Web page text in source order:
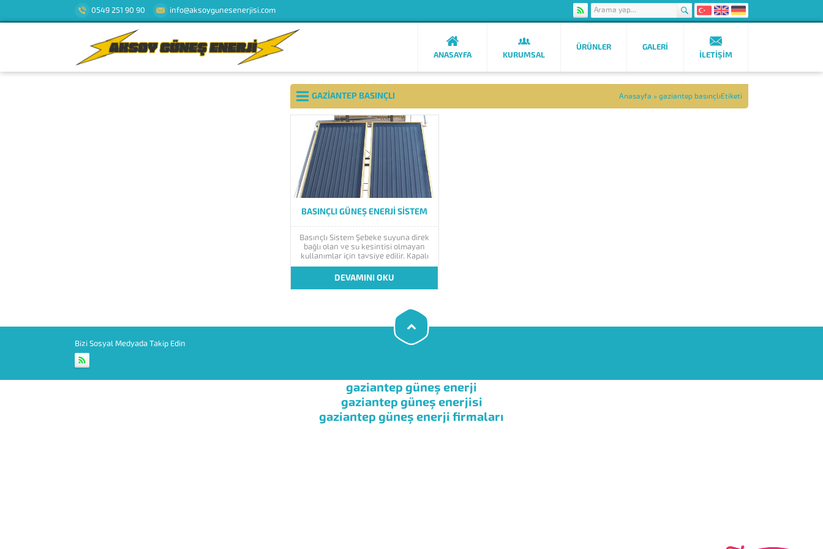
0549 251 90 90 info@aksoygunesenerjisi.com
ANASAYFA KURUMSAL
ÜRÜNLER GALERI
İLETIŞIM
GAZIANTEP BASINÇLI Anasayfa » gaziantep basınçlıEtiketi
BASINÇLI GÜNEŞ ENERJI SISTEM
Basınçlı Sistem Şebeke suyuna direk
bağlı olan ve su kesintisi olmayan
kullanımlar için tavsiye edilir. Kapalı
ve açık devre olmak üzere ikiye ayrılır.
Kapalı devre dediğimiz sistem
antifirizli sistemdir. Açık devre
sistemimiz ise antifiriz koyma derdi
DEVAMINI OKU
Bizi Sosyal Medyada Takip Edin
gaziantep güneş enerji
gaziantep güneş enerjisi
gaziantep güneş enerji firmaları